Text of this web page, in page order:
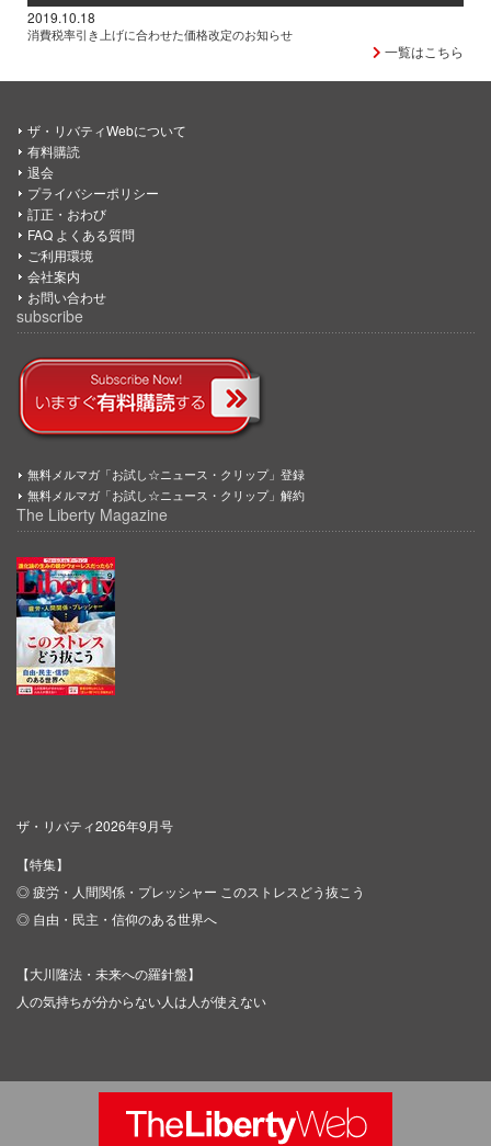
2019.10.18
消費税率引き上げに合わせた価格改定のお知らせ
一覧はこちら
ザ・リバティWebについて
有料購読
退会
プライバシーポリシー
訂正・おわび
FAQ よくある質問
ご利用環境
会社案内
お問い合わせ
subscribe
無料メルマガ「お試し☆ニュース・クリップ」登録
無料メルマガ「お試し☆ニュース・クリップ」解約
The Liberty Magazine
ザ・リバティ2026年9月号
【特集】
◎ 疲労・人間関係・プレッシャー このストレスどう抜こう
◎ 自由・民主・信仰のある世界へ
【大川隆法・未来への羅針盤】
人の気持ちが分からない人は人が使えない